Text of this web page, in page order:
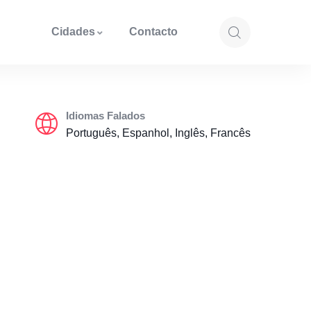
Cidades Contacto
Idiomas Falados
Português, Espanhol, Inglês, Francês